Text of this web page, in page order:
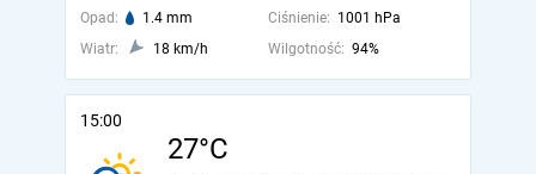
Opad: 1.4 mm Ciśnienie: 1001 hPa
Wiatr:
18 km/h Wilgotność: 94%
15:00
27°C